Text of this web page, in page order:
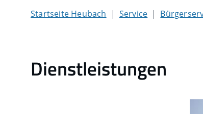
Startseite Heubach Service
Dienstleistungen